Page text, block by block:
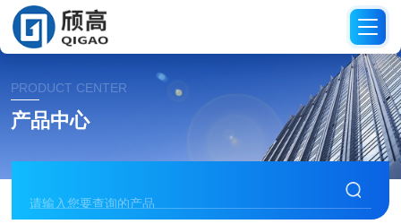
PRODUCT CENTER
产品中心